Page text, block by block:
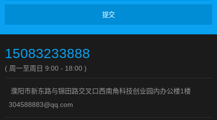
提交
15083233888
( 周一至周日 9:00 - 18:00 )
濮阳市新东路与锦田路交叉口西南角科技创业园内办公楼1楼
304588883@qq.com